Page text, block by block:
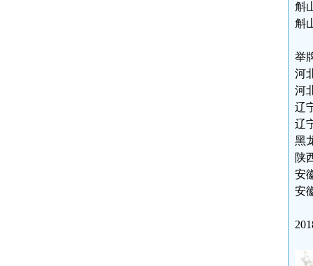
斛
斛
举
河
河
辽
辽
黑
陕
安
安